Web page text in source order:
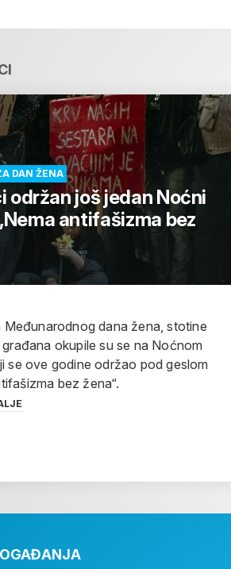
DAN ŽENA
održan još jedan Noćni
antifašizma bez
dana žena, stotine
okupile su se na Noćnom
se ove godine održao pod geslom
bez žena“.